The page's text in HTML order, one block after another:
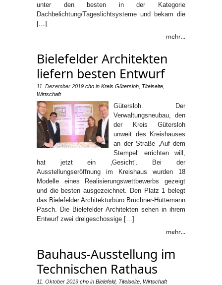
unter den besten in der Kategorie
Dachbelichtung/Tageslichtsysteme und bekam die
[…]
mehr...
Bielefelder Architekten
liefern besten Entwurf
11. Dezember 2019 cho in Kreis Gütersloh Titelseite
Wirtschaft
Gütersloh. Der
Verwaltungsneubau, den
der Kreis Gütersloh
unweit des Kreishauses
an der Straße ‚Auf dem
Stempel‘ errichten will,
hat jetzt ein ‚Gesicht‘. Bei der
Ausstellungseröffnung im Kreishaus wurden 18
Modelle eines Realisierungswettbewerbs gezeigt
und die besten ausgezeichnet. Den Platz 1 belegt
das Bielefelder Architekturbüro Brüchner-Hüttemann
Pasch. Die Bielefelder Architekten sehen in ihrem
Entwurf zwei dreigeschossige […]
mehr...
Bauhaus-Ausstellung im
Technischen Rathaus
11. Oktober 2019 cho in Bielefeld, Titelseite Wirtschaft